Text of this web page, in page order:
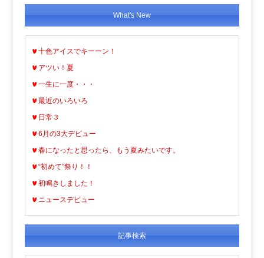
What's New
十色アイスでキーーン！
アツい！夏
一生に一度・・・
最近のいろいろ
日常３
6月の3大デビュー
春になったと思ったら、もう夏みたいです。
“初めて”祭り！！
初鳴きしました！
ニュースデビュー
記事検索